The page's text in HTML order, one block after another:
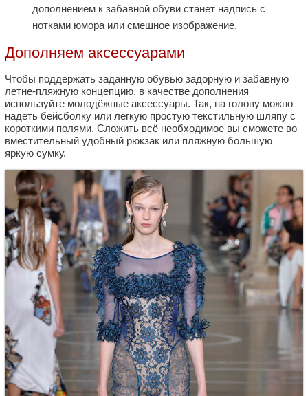
дополнением к забавной обуви станет надпись с
нотками юмора или смешное изображение.
Дополняем аксессуарами
Чтобы поддержать заданную обувью задорную и забавную
летне-пляжную концепцию, в качестве дополнения
используйте молодёжные аксессуары. Так, на голову можно
надеть бейсболку или лёгкую простую текстильную шляпу с
короткими полями. Сложить всё необходимое вы сможете во
вместительный удобный рюкзак или пляжную большую
яркую сумку.